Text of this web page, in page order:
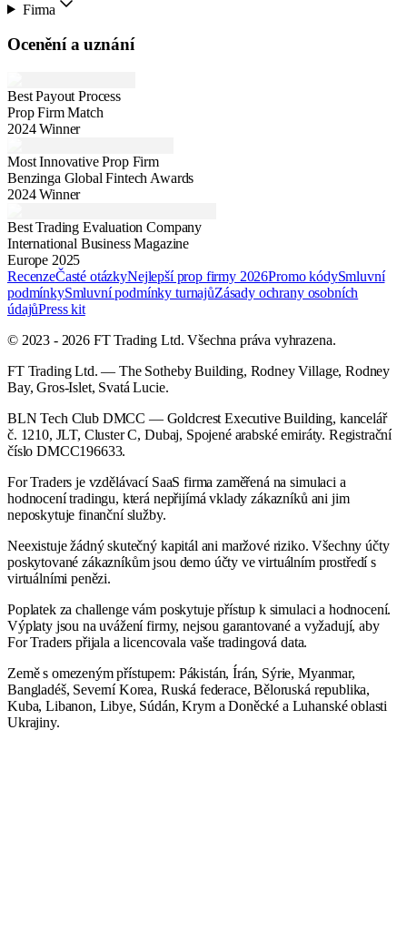
Firma
Ocenění a uznání
Best Payout Process
Prop Firm Match
2024 Winner
Most Innovative Prop Firm
Benzinga Global Fintech Awards
2024 Winner
Best Trading Evaluation Company
International Business Magazine
Europe 2025
RecenzeČasté otázkyNejlepší prop firmy 2026Promo kódySmluvní
podmínkySmluvní podmínky turnajůZásady ochrany osobních
údajůPress kit
© 2023 - 2026 FT Trading Ltd. Všechna práva vyhrazena.
FT Trading Ltd. — The Sotheby Building, Rodney Village, Rodney
Bay, Gros-Islet, Svatá Lucie.
BLN Tech Club DMCC — Goldcrest Executive Building, kancelář
č. 1210, JLT, Cluster C, Dubaj, Spojené arabské emiráty. Registrační
číslo DMCC196633.
For Traders je vzdělávací SaaS firma zaměřená na simulaci a
hodnocení tradingu, která nepřijímá vklady zákazníků ani jim
neposkytuje finanční služby.
Neexistuje žádný skutečný kapitál ani maržové riziko. Všechny účty
poskytované zákazníkům jsou demo účty ve virtuálním prostředí s
virtuálními penězi.
Poplatek za challenge vám poskytuje přístup k simulaci a hodnocení.
Výplaty jsou na uvážení firmy, nejsou garantované a vyžadují, aby
For Traders přijala a licencovala vaše tradingová data.
Země s omezeným přístupem: Pákistán, Írán, Sýrie, Myanmar,
Bangladéš, Severní Korea, Ruská federace, Běloruská republika,
Kuba, Libanon, Libye, Súdán, Krym a Doněcké a Luhanské oblasti
Ukrajiny.